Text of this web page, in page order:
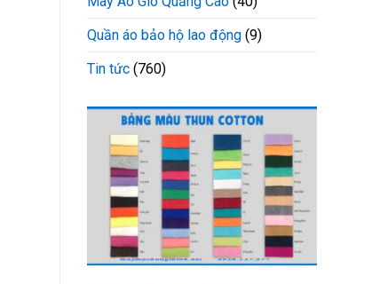
Quần áo bảo hộ lao động (9)
Tin tức (760)